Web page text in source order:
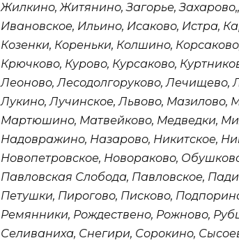
Жилкино, Житянино, Загорье,
Ивановское, Ильино, Исаково, Истра,
Козенки, Кореньки, Колшино,
Крючково, Курово, Курсаково,
Леоново, Лесодолгоруково,
Лукино, Лучинское, Львово,
Мартюшино, Матвейково, Медведки,
Надовражино, Назарово, Никитское,
Новопетровское, Новораково,
Павловская Слобода, Павловское,
Петушки, Пирогово, Писково,
Ремянники, Рождествено, Рожново,
Селиваниха, Снегири, Сорокино,